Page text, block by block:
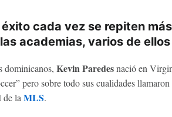
cada vez se repiten
academias, varios de
dominicanos, Kevin Paredesnació en
pero sobre todo sus cualidades
de la MLS.